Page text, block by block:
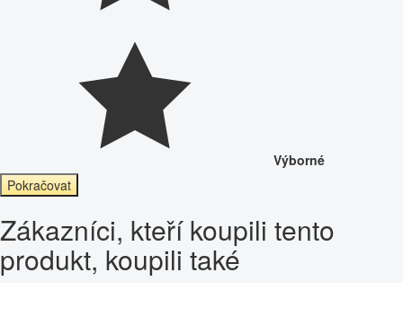
Výborné
Pokračovat
Zákazníci, kteří koupili tento
produkt, koupili také